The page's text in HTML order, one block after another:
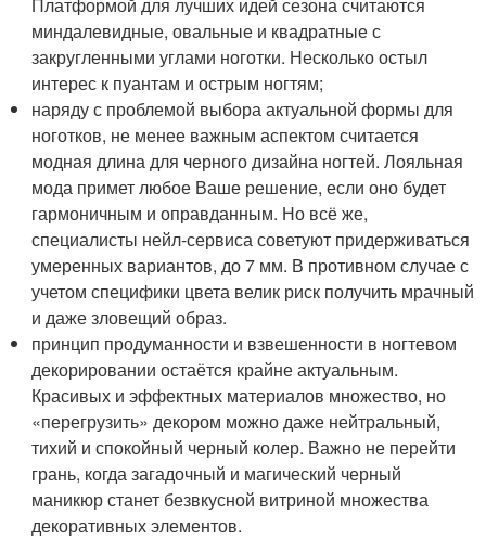
миндалевидные, овальные и квадратные с
закругленными углами ноготки. Несколько остыл
интерес к пуантам и острым ногтям;
наряду с проблемой выбора актуальной формы для
ноготков, не менее важным аспектом считается
модная длина для черного дизайна ногтей. Лояльная
мода примет любое Ваше решение, если оно будет
гармоничным и оправданным. Но всё же,
специалисты нейл-сервиса советуют придерживаться
умеренных вариантов, до 7 мм. В противном случае с
учетом специфики цвета велик риск получить мрачный
и даже зловещий образ.
принцип продуманности и взвешенности в ногтевом
декорировании остаётся крайне актуальным.
Красивых и эффектных материалов множество, но
«перегрузить» декором можно даже нейтральный,
тихий и спокойный черный колер. Важно не перейти
грань, когда загадочный и магический черный
маникюр станет безвкусной витриной множества
декоративных элементов.